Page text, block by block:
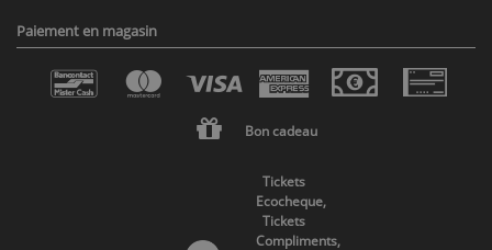
Paiement en magasin
Bon cadeau
Tickets
Ecocheque,
Tickets
Compliments,